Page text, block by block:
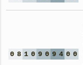
0 8 1 0 9 0 9 4 0 0